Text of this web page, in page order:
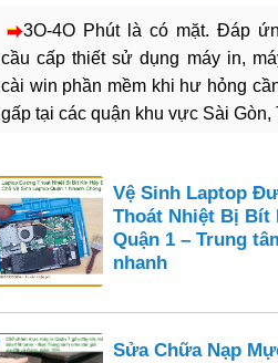
3O-4O Phút là có mặt. Đáp
cầu cấp thiết sử dụng máy in,
cài win phần mềm khi hư hỏng
gấp tại các quận khu vực Sài Gòn,
Vệ Sinh Laptop
Thoát Nhiệt Bị Bít
Quận 1 – Trung
nhanh
Sửa Chữa Nạp